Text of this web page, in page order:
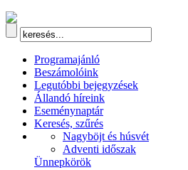
Programajánló
Beszámolóink
Legutóbbi bejegyzések
Állandó híreink
Eseménynaptár
Keresés, szűrés
Nagyböjt és húsvét
Adventi időszak
Ünnepkörök